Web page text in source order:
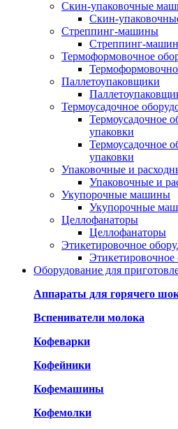
Скин-упаковочные
Скин-
Стреппинг-машины
Стреппинг-
Термоформовочное
Паллетоупаковщики
Термоусадочное
Термоусадочное
упаковки
Термоусадочное
упаковки
Упаковочные и
Упаковочные и
Укупорочные машины
Укупорочные
Целлофанаторы
Целлофанаторы
Этикетировочное
Этикетировочное
Оборудование для
Аппараты для горячего
Вспениватели молока
Кофеварки
Кофейники
Кофемашины
Кофемолки